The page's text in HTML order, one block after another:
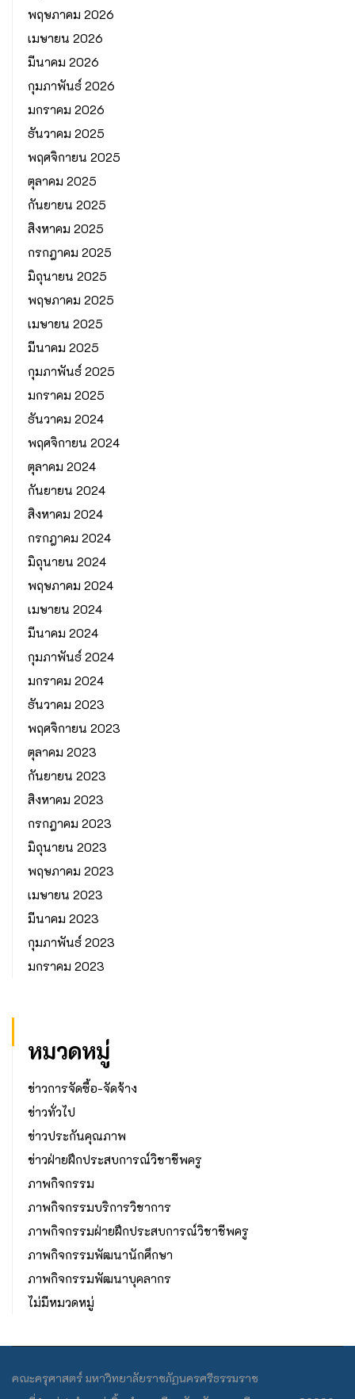
พฤษภาคม 2026
เมษายน 2026
มีนาคม 2026
กุมภาพันธ์ 2026
มกราคม 2026
ธันวาคม 2025
พฤศจิกายน 2025
ตุลาคม 2025
กันยายน 2025
สิงหาคม 2025
กรกฎาคม 2025
มิถุนายน 2025
พฤษภาคม 2025
เมษายน 2025
มีนาคม 2025
กุมภาพันธ์ 2025
มกราคม 2025
ธันวาคม 2024
พฤศจิกายน 2024
ตุลาคม 2024
กันยายน 2024
สิงหาคม 2024
กรกฎาคม 2024
มิถุนายน 2024
พฤษภาคม 2024
เมษายน 2024
มีนาคม 2024
กุมภาพันธ์ 2024
มกราคม 2024
ธันวาคม 2023
พฤศจิกายน 2023
ตุลาคม 2023
กันยายน 2023
สิงหาคม 2023
กรกฎาคม 2023
มิถุนายน 2023
พฤษภาคม 2023
เมษายน 2023
มีนาคม 2023
กุมภาพันธ์ 2023
มกราคม 2023
หมวดหมู่
ข่าวการจัดซื้อ-จัดจ้าง
ข่าวทั่วไป
ข่าวประกันคุณภาพ
ข่าวฝ่ายฝึกประสบการณ์วิชาชีพครู
ภาพกิจกรรม
ภาพกิจกรรมบริการวิชาการ
ภาพกิจกรรมฝ่ายฝึกประสบการณ์วิชาชีพครู
ภาพกิจกรรมพัฒนานักศึกษา
ภาพกิจกรรมพัฒนาบุคลากร
ไม่มีหมวดหมู่
คณะครุศาสตร์ มหาวิทยาลัยราชภัฏนครศรีธรรมราช